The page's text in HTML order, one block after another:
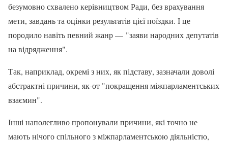
безумовно схвалено керівництвом Ради, без врахування
мети, завдань та оцінки результатів цієї поїздки. І це
породило навіть певний жанр — "заяви народних депутатів
на відрядження".
Так, наприклад, окремі з них, як підставу, зазначали доволі
абстрактні причини, як-от "покращення міжпарламентських
взаємин".
Інші наполегливо пропонували причини, які точно не
мають нічого спільного з міжпарламентською діяльністю,